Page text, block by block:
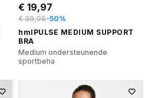
€ 19,97
€ 39,95-50%
hmlPULSE MEDIUM SUPPORT
BRA
Medium ondersteunende
sportbeha